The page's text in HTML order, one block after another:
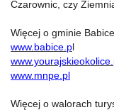
Czarownic, czy
Więcej o gminie
www.babice.pl
www.mnpe.pl
Więcej o walorach